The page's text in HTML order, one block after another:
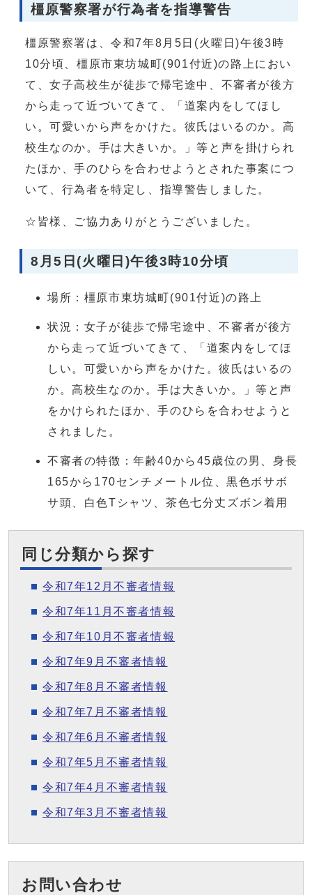
橿原警察署が行為者を指導警告
橿原警察署は、令和7年8月5日(火曜日)午後3時
10分頃、橿原市東坊城町(901付近)の路上におい
て、女子高校生が徒歩で帰宅途中、不審者が後方
から走って近づいてきて、「道案内をしてほし
い。可愛いから声をかけた。彼氏はいるのか。高
校生なのか。手は大きいか。」等と声を掛けられ
たほか、手のひらを合わせようとされた事案につ
いて、行為者を特定し、指導警告しました。
☆皆様、ご協力ありがとうございました。
8月5日(火曜日)午後3時10分頃
場所：橿原市東坊城町(901付近)の路上
状況：女子が徒歩で帰宅途中、不審者が後方
から走って近づいてきて、「道案内をしてほ
しい。可愛いから声をかけた。彼氏はいるの
か。高校生なのか。手は大きいか。」等と声
をかけられたほか、手のひらを合わせようと
されました。
不審者の特徴：年齢40から45歳位の男、身長
165から170センチメートル位、黒色ボサボ
サ頭、白色Tシャツ、茶色七分丈ズボン着用
同じ分類から探す
令和7年12月不審者情報
令和7年11月不審者情報
令和7年10月不審者情報
令和7年9月不審者情報
令和7年8月不審者情報
令和7年7月不審者情報
令和7年6月不審者情報
令和7年5月不審者情報
令和7年4月不審者情報
令和7年3月不審者情報
お問い合わせ